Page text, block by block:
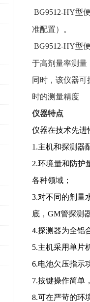
BG9512-HY型
准配置）。
BG9512-HY型
于高剂量率测量
同时，该仪
时的测量精度
仪器特点
仪器在技术先进性
1.主机和探测器配
2.环境量和防护量
各种领域；
3.对不同的剂量水
底，GM管探
4.探测器为全铝合
5.主机采用单片机
6.电池欠压指示功能
7.按键操作简单
8.可在严苛的环境